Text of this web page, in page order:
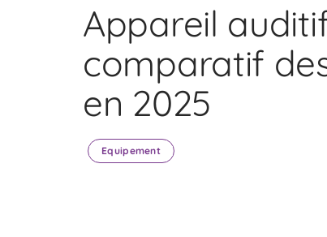
Appareil
comparatif
en 2025
Equipement